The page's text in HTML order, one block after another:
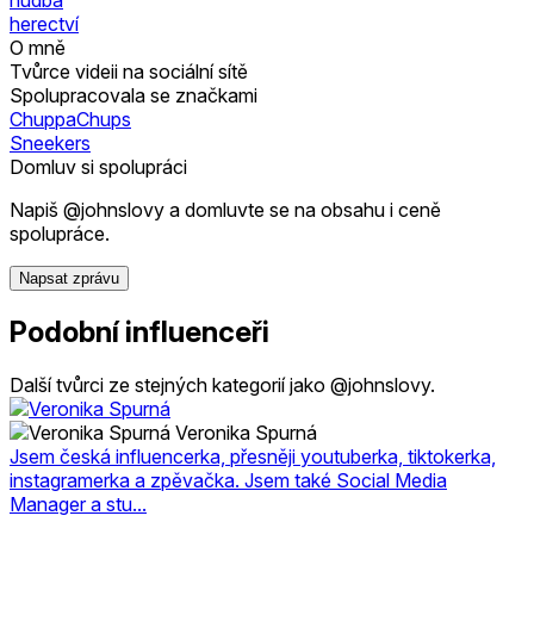
herectví
O mně
Tvůrce videii na sociální sítě
Spolupracovala se značkami
ChuppaChups
Sneekers
Domluv si spolupráci
Napiš @johnslovy a domluvte se na obsahu i ceně
spolupráce.
Napsat zprávu
Podobní influenceři
Další tvůrci ze stejných kategorií jako @johnslovy.
Veronika Spurná
Jsem česká influencerka, přesněji youtuberka, tiktokerka,
instagramerka a zpěvačka. Jsem také Social Media
Manager a stu...